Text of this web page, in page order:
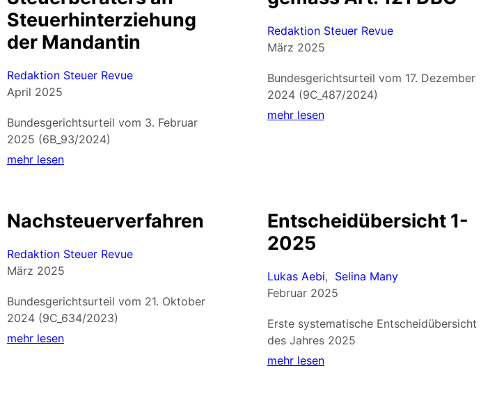
Steuerhinterziehung
der Mandantin
Redaktion Steuer Revue
April 2025
Bundesgerichtsurteil vom 3. Februar
2025 (6B_93/2024)
mehr lesen
Redaktion Steuer Revue
März 2025
Bundesgerichtsurteil vom 17. Dezember
2024 (9C_487/2024)
mehr lesen
Nachsteuerverfahren
Redaktion Steuer Revue
März 2025
Bundesgerichtsurteil vom 21. Oktober
2024 (9C_634/2023)
mehr lesen
Entscheidübersicht 1-
2025
Lukas Aebi, Selina Many
Februar 2025
Erste systematische Entscheidübersicht
des Jahres 2025
mehr lesen